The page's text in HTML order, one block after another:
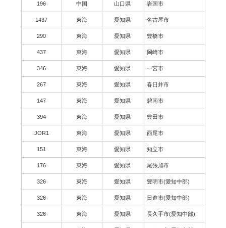
196 中国 山口県 岩国市
1437 東海 愛知県 名古屋市
290 東海 愛知県 豊橋市
437 東海 愛知県 岡崎市
346 東海 愛知県 一宮市
267 東海 愛知県 春日井市
147 東海 愛知県 碧南市
394 東海 愛知県 豊田市
JOR1 東海 愛知県 西尾市
151 東海 愛知県 知立市
176 東海 愛知県 尾張旭市
326 東海 愛知県 豊明市(愛知中部)
326 東海 愛知県 日進市(愛知中部)
326 東海 愛知県 長久手市(愛知中部)